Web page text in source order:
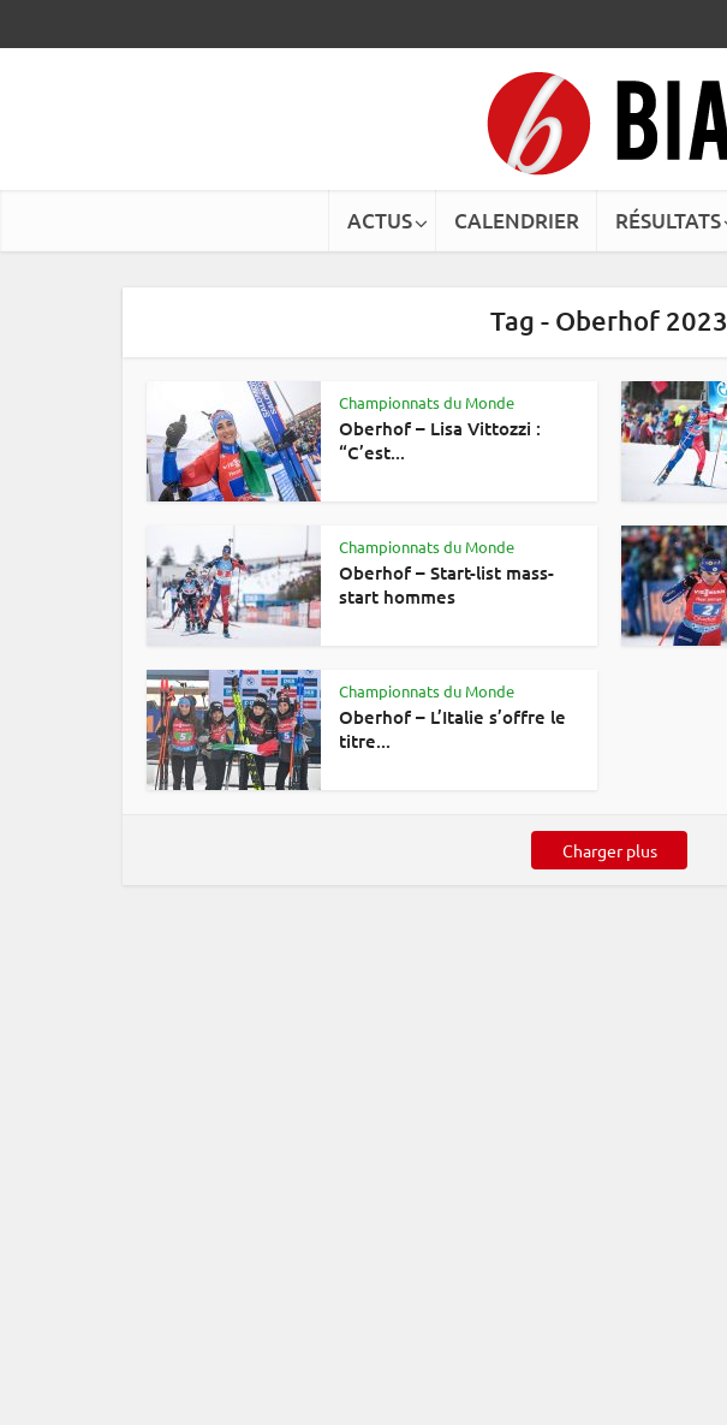
ACTUS CALENDRIER RÉSULTATS
Tag - Oberhof 2023
Championnats du Monde
Oberhof – Lisa Vittozzi :
“C’est...
Championnats du Monde
Oberhof – Start-list mass-
start hommes
Championnats du Monde
Oberhof – L’Italie s’offre le
titre...
Charger plus